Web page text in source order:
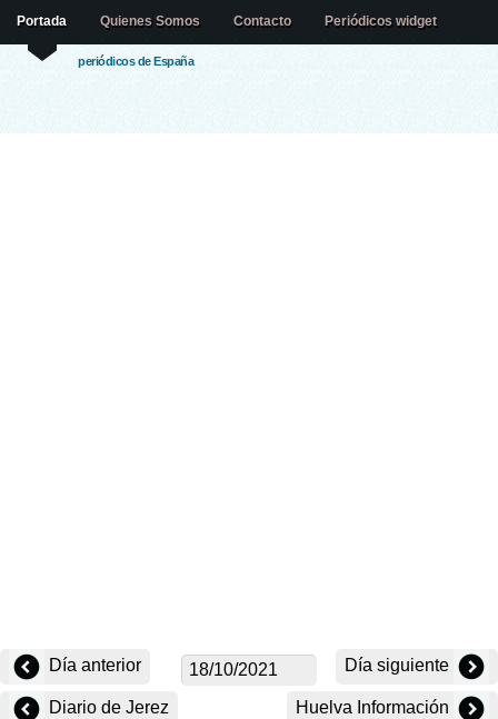
periódicos de España
Portada Quienes Somos Contacto Periódicos widget
Día anterior Día siguiente
Diario de Jerez Huelva Información